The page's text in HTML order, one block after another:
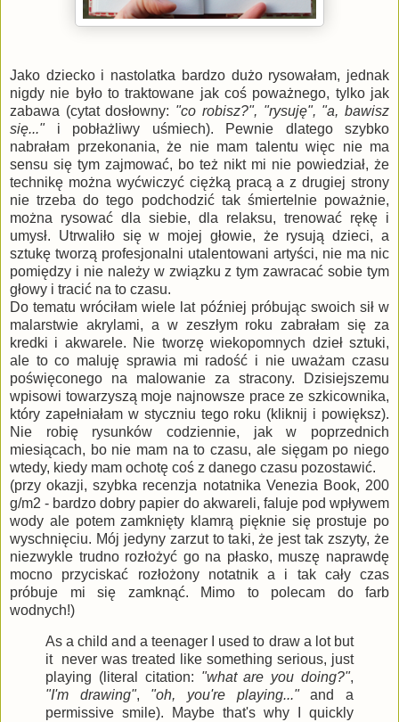
Jako dziecko i nastolatka bardzo dużo rysowałam, jednak
nigdy nie było to traktowane jak coś poważnego, tylko jak
zabawa (cytat dosłowny: "co robisz?", "rysuję", "a, bawisz
się..."i pobłażliwy uśmiech). Pewnie dlatego szybko
nabrałam przekonania, że nie mam talentu więc nie ma
sensu się tym zajmować, bo też nikt mi nie powiedział, że
technikę można wyćwiczyć ciężką pracą a z drugiej strony
nie trzeba do tego podchodzić tak śmiertelnie poważnie,
można rysować dla siebie, dla relaksu, trenować rękę i
umysł. Utrwaliło się w mojej głowie, że rysują dzieci, a
sztukę tworzą profesjonalni utalentowani artyści, nie ma nic
pomiędzy i nie należy w związku z tym zawracać sobie tym
głowy i tracić na to czasu.
Do tematu wróciłam wiele lat później próbując swoich sił w
malarstwie akrylami, a w zeszłym roku zabrałam się za
kredki i akwarele. Nie tworzę wiekopomnych dzieł sztuki,
ale to co maluję sprawia mi radość i nie uważam czasu
poświęconego na malowanie za stracony. Dzisiejszemu
wpisowi towarzyszą moje najnowsze prace ze szkicownika,
który zapełniałam w styczniu tego roku (kliknij i powiększ).
Nie robię rysunków codziennie, jak w poprzednich
miesiącach, bo nie mam na to czasu, ale sięgam po niego
wtedy, kiedy mam ochotę coś z danego czasu pozostawić.
(przy okazji, szybka recenzja notatnika Venezia Book, 200
g/m2 - bardzo dobry papier do akwareli, faluje pod wpływem
wody ale potem zamknięty klamrą pięknie się prostuje po
wyschnięciu. Mój jedyny zarzut to taki, że jest tak zszyty, że
niezwykle trudno rozłożyć go na płasko, muszę naprawdę
mocno przyciskać rozłożony notatnik a i tak cały czas
próbuje mi się zamknąć. Mimo to polecam do farb
wodnych!)
As a child and a teenager I used to draw a lot but
it never was treated like something serious, just
playing (literal citation: "what are you doing?",
"I'm drawing", "oh, you're playing..."and a
permissive smile). Maybe that's why I quickly